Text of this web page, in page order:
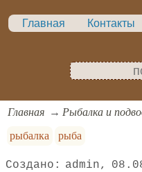
Главная Контакты
Главная Рыбалка и
рыбалка
рыба
admin